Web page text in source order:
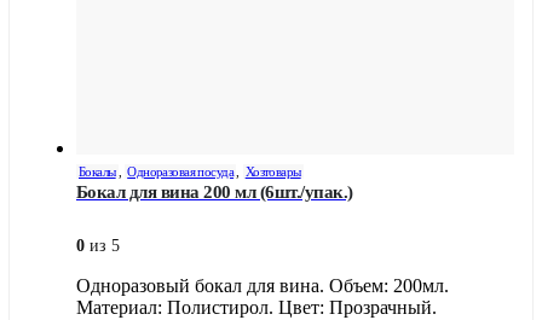
Бокалы, Одноразовая посуда, Хозтовары
Бокал для вина 200 мл (6шт./упак.)
0 из 5
Одноразовый бокал для вина. Объем: 200мл.
Материал: Полистирол. Цвет: Прозрачный.